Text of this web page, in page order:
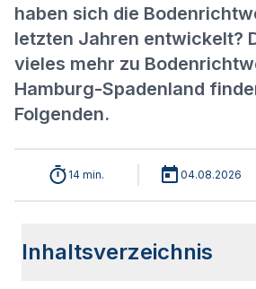
haben sich die
letzten Jahren entwickelt?
vieles mehr zu
Hamburg-Spadenland
Folgenden.
14 min. 04.08.2026
Inhaltsverzeichnis